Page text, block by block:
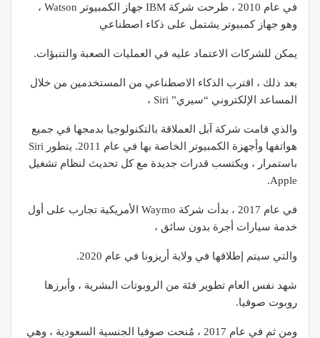
في عام 2010 ، طرحت شركة IBM جهاز الكمبيوتر Watson ،
وهو جهاز كمبيوتر يشتمل على ذكاء اصطناعي
يمكن للشركات الاعتماد عليه في العمليات الصعبة والتنبؤات.
بعد ذلك ، اقترب الذكاء الاصطناعي من المستخدمين من خلال
المساعد الإلكتروني “سيري” Siri ،
والذي قامت شركة آبل العملاقة بالتكنولوجيا بدمجها في جميع
هواتفها وأجهزة الكمبيوتر الخاصة بها في عام 2011. يتطور Siri
باستمرار ، ويكتسب قدرات جديدة مع كل تحديث لنظام تشغيل
Apple.
في عام 2017 ، بدأت شركة Waymo الأمريكية تجارب على أول
خدمة سيارات أجرة بدون سائق ،
والتي سيتم إطلاقها في ولاية أريزونا في عام 2020.
شهد نفس العام تطوير فئة من الروبوتات البشرية ، وأبرزها
روبوت صوفيا.
ومن ثم في عام 2017 ، مُنحت صوفيا الجنسية السعودية ، وهي